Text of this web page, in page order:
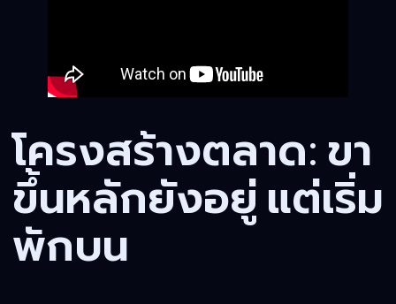
โครงสร้างตลาด: ขา
ขึ้นหลักยังอยู่ แต่เริ่ม
พักบน